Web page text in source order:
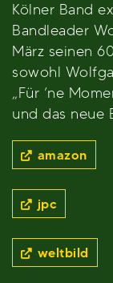
Kölner Band
Bandleader
März seinen
sowohl
„Für ’ne
und das neue
amazon
jpc
weltbild